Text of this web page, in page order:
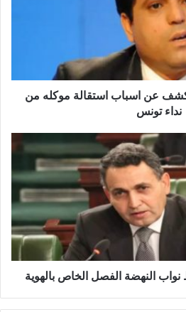
عن اسباب استقالة موكله من
نداء تونس
النهضة الفصل الخاص بالهوية